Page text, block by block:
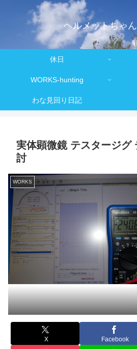
ヘルメットちゃ
休日
WORKS-hunting
わな見回り日記
実体顕微鏡 テスタージグ
討
WORKS
X Facebook